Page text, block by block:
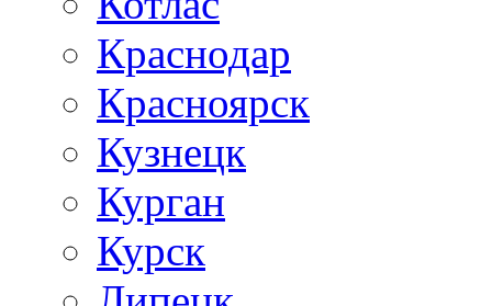
Краснодар
Красноярск
Кузнецк
Курган
Курск